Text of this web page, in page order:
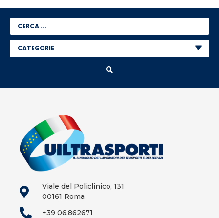
Viale del Policlinico, 131
00161 Roma
+39 06.862671